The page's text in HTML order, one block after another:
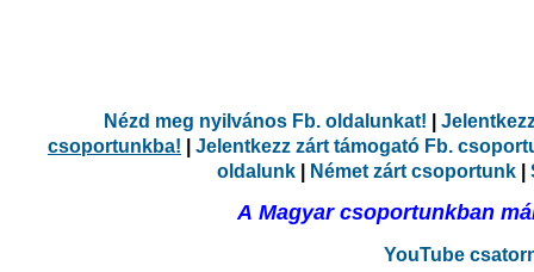
Nézd meg nyilvános Fb. oldalunkat!
csoportunkba!
Jelentkezz zárt támogató Fb.
oldalunk
Német zárt csoportunk
A Magyar csoportunkban
YouTube